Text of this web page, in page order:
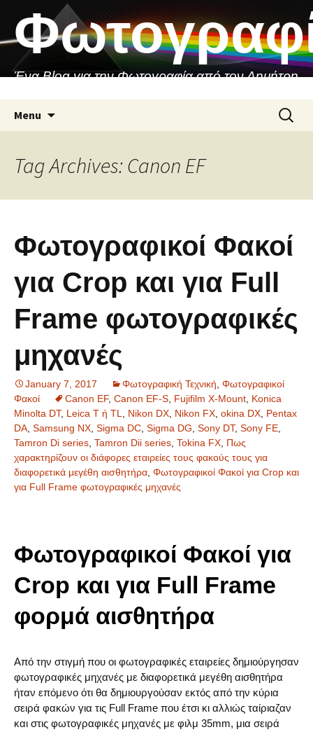
content
Ένα Blog για την Φωτογραφία από τον Δημήτρη
Menu
Search
for:
Tag Archives: Canon EF
Φωτογραφικοί Φακοί
για Crop και για Full
Frame φωτογραφικές
μηχανές
January 7, 2017 Φωτογραφική Τεχνική Φωτογραφικοί
Φακοί
Canon EF, Canon EF-S Fujifilm X-Mount Konica
Minolta DT, Leica T ή TL Nikon DX Nikon FX okina DX Pentax
DA Samsung NX Sigma DC Sigma DG Sony DT, Sony FE
Tamron Di series Tamron Dii series Tokina FX Πως
χαρακτηρίζουν οι διάφορες εταιρείες τους φακούς τους για
διαφορετικά μεγέθη αισθητήρα Φωτογραφικοί Φακοί για Crop και
για Full Frame φωτογραφικές μηχανές
Φωτογραφικοί Φακοί για
Crop και για Full Frame
φορμά αισθητήρα
Από την στιγμή που οι φωτογραφικές εταιρείες δημιούργησαν
φωτογραφικές μηχανές με διαφορετικά μεγέθη αισθητήρα
ήταν επόμενο ότι θα δημιουργούσαν εκτός από την κύρια
σειρά φακών για τις Full Frame που έτσι κι αλλιώς ταίριαζαν
και στις φωτογραφικές μηχανές με φιλμ 35mm, μια σειρά